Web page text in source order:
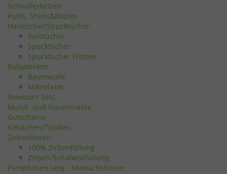
Schnullerketten
Pullis, Shirts&Bodies
Halstücher/Spucktücher
Halstücher
Spucktücher
Spucktücher Frottee
Babydecken
Baumwolle
Mikrofaser
Newborn Sets
Mund- und Nasenmaske
Gutscheine
Kleidchen/Tuniken
Zirbenkissen
100% Zirbenfüllung
Zirben/Schafwollfüllung
Pumphosen lang - Mitwachshosen